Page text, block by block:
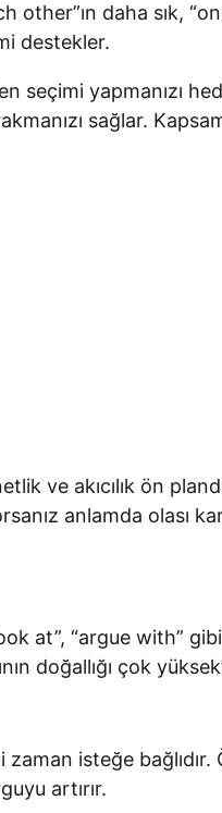
other”ın daha sık,
destekler.
yapmanızı
sağlar.
ve akıcılık ön
anlamda olası
at”, “argue with”
doğallığı çok
isteğe bağlıdır.
artırır.